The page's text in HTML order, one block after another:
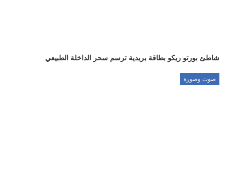
شاطئ بورتو ريكو بطاقة بريدية ترسم سحر الداخلة الطبيعي
صوت وصورة